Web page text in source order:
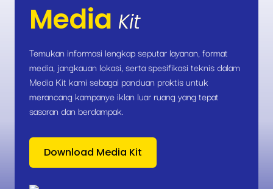
Media Kit
Temukan informasi lengkap seputar layanan, format
media, jangkauan lokasi, serta spesifikasi teknis dalam
Media Kit kami sebagai panduan praktis untuk
merancang kampanye iklan luar ruang yang tepat
sasaran dan berdampak.
Download Media Kit